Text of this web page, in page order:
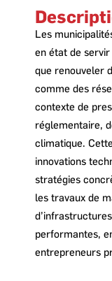
Les
en état de servir
que renouveler
comme des
contexte de
réglementaire,
climatique.
innovations
stratégies
les travaux de
performantes,
entrepreneurs